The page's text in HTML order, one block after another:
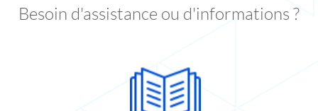
Besoin d'assistance ou d'informations ?